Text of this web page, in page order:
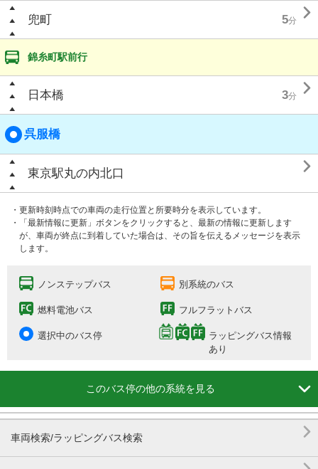
兜町 5分 
錦糸町駅前行
日本橋 3分 
呉服橋
東京駅丸の内北口 
・更新時刻時点での車両の走行位置と所要時分を表示しています。
・「最新情報に更新」ボタンをクリックすると、最新の情報に更新します
が、車両が終点に到着していた場合は、その旨を伝えるメッセージを表示
します。
ノンステップバス 別系統のバス
燃料電池バス フルフラットバス
選択中のバス停
ラッピングバス情報
あり
このバス停の他の系統を見る 
車両検索/ラッピングバス検索
